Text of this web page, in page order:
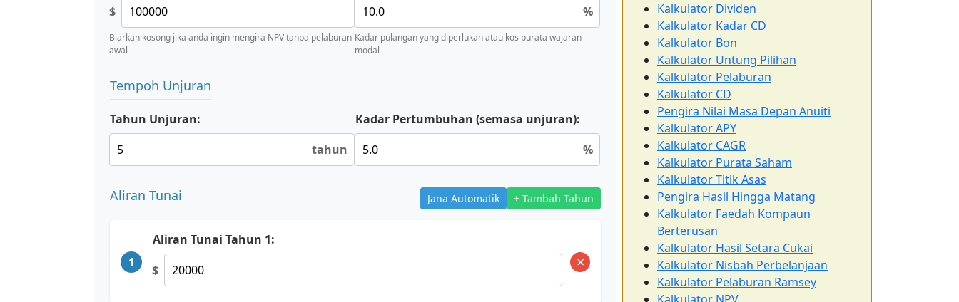
$
Biarkan kosong jika anda ingin mengira NPV tanpa pelaburan
awal
%
Kadar pulangan yang diperlukan atau kos purata wajaran
modal
Tempoh Unjuran
Tahun Unjuran:
tahun
Kadar Pertumbuhan (semasa unjuran):
%
Aliran Tunai Jana Automatik + Tambah Tahun
1
Aliran Tunai Tahun 1:
$
×
Kalkulator Dividen
Kalkulator Kadar CD
Kalkulator Bon
Kalkulator Untung Pilihan
Kalkulator Pelaburan
Kalkulator CD
Pengira Nilai Masa Depan Anuiti
Kalkulator APY
Kalkulator CAGR
Kalkulator Purata Saham
Kalkulator Titik Asas
Pengira Hasil Hingga Matang
Kalkulator Faedah Kompaun
Berterusan
Kalkulator Hasil Setara Cukai
Kalkulator Nisbah Perbelanjaan
Kalkulator Pelaburan Ramsey